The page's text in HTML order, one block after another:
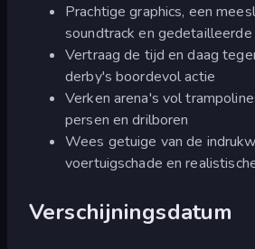
Prachtige graphics, een
soundtrack en
Vertraag de tijd en daag
derby's boordevol actie
Verken arena's vol
persen en drilboren
Wees getuige van de
voertuigschade en
Verschijningsdatum